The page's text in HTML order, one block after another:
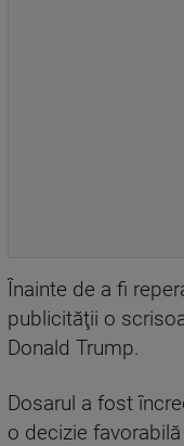
Înainte de a fi
publicităţii o
Donald Trump.
Dosarul a fost
o decizie